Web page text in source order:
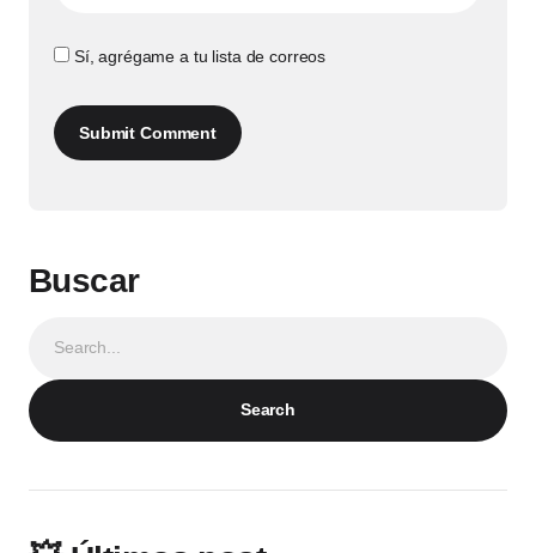
Sí, agrégame a tu lista de correos
Submit Comment
Buscar
Search